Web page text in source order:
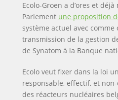
Ecolo-Groen a d’ores et
Parlement une proposition
système actuel avec
transmission de la gestion
de Synatom à la Banque
Ecolo veut fixer dans la loi
responsable, effectif, et
des réacteurs nucléaires